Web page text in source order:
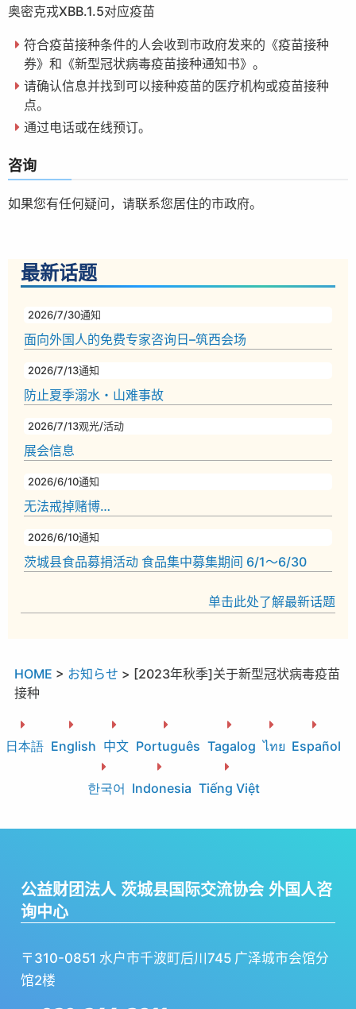
奥密克戎XBB.1.5对应疫苗
符合疫苗接种条件的人会收到市政府发来的《疫苗接种
券》和《新型冠状病毒疫苗接种通知书》。
请确认信息并找到可以接种疫苗的医疗机构或疫苗接种
点。
通过电话或在线预订。
咨询
如果您有任何疑问，请联系您居住的市政府。
最新话题
2026/7/30通知
面向外国人的免费专家咨询日–筑西会场
2026/7/13通知
防止夏季溺水・山难事故
2026/7/13观光/活动
展会信息
2026/6/10通知
无法戒掉赌博…
2026/6/10通知
茨城县食品募捐活动 食品集中募集期间 6/1～6/30
单击此处了解最新话题
HOME > お知らせ > [2023年秋季]关于新型冠状病毒疫苗
接种
日本語 English 中文 Português Tagalog ไทย Español
한국어 Indonesia Tiếng Việt
公益财团法人 茨城县国际交流协会 外国人咨
询中心
〒310-0851 水户市千波町后川745 广泽城市会馆分
馆2楼